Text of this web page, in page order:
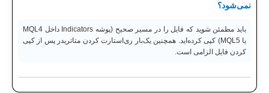
نمی‌شود؟
باید مطمئن شوید که فایل را در مسیر صحیح (پوشه Indicators داخل MQL4
یا MQL5) کپی کرده‌اید. همچنین یک‌بار ری‌استارت کردن متاتریدر پس از کپی
کردن فایل الزامی است.